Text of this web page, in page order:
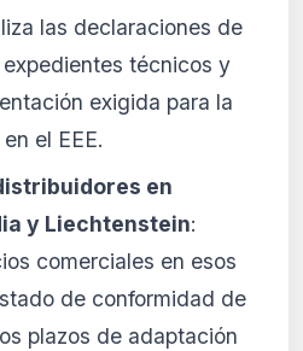
las declaraciones de
técnicos y
exigida para la
el EEE.
en
y Liechtenstein:
comerciales en esos
de conformidad de
plazos de adaptación